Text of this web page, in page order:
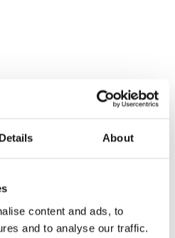
Details About
content and ads, to
and to analyse our traffic.